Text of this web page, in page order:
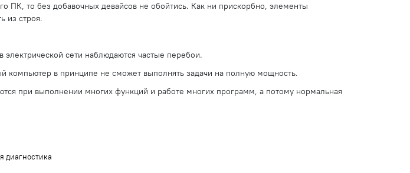
ПК, то без добавочных девайсов не обойтись. Как ни прискорбно, элементы
из строя.
сети наблюдаются частые перебои.
компьютер в принципе не сможет выполнять задачи на полную мощность.
при выполнении многих функций и работе многих программ, а потому нормальная
диагностика